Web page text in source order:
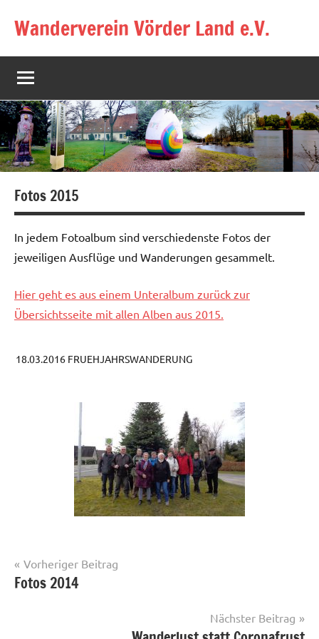
InhaltWanderverein Vörder Land e.V.
Fotos 2015
In jedem Fotoalbum sind verschiedenste Fotos der
jeweiligen Ausflüge und Wanderungen gesammelt.
Hier geht es aus einem Unteralbum zurück zur
Übersichtsseite mit allen Alben aus 2015.
18.03.2016 FRUEHJAHRSWANDERUNG
Fotos
Beitragsnavigation
Vorheriger Beitrag
Fotos 2014
Nächster Beitrag